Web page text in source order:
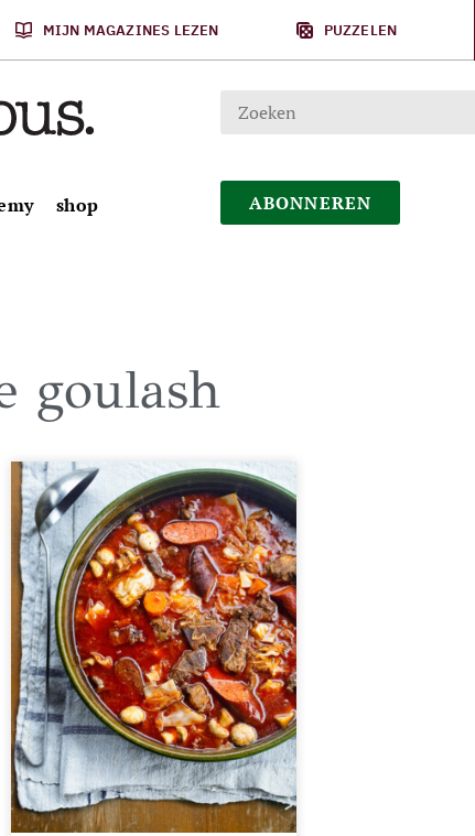
MIJN MAGAZINES LEZEN PUZZELEN
shop ABONNEREN
goulash